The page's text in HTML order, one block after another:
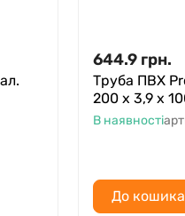
644.9 грн.
Труба ПВХ
200 x 3,9 x
В наявності
До кошика